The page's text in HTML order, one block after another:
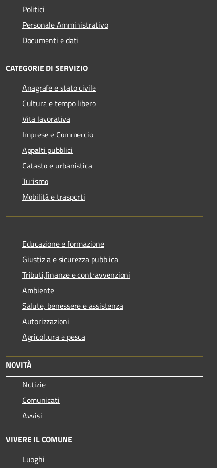
Politici
Personale Amministrativo
Documenti e dati
CATEGORIE DI SERVIZIO
Anagrafe e stato civile
Cultura e tempo libero
Vita lavorativa
Imprese e Commercio
Appalti pubblici
Catasto e urbanistica
Turismo
Mobilità e trasporti
Educazione e formazione
Giustizia e sicurezza pubblica
Tributi,finanze e contravvenzioni
Ambiente
Salute, benessere e assistenza
Autorizzazioni
Agricoltura e pesca
NOVITÀ
Notizie
Comunicati
Avvisi
VIVERE IL COMUNE
Luoghi